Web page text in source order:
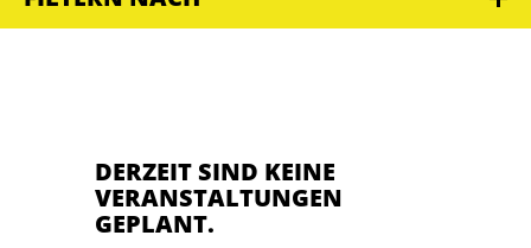
DERZEIT SIND KEINE
VERANSTALTUNGEN
GEPLANT.